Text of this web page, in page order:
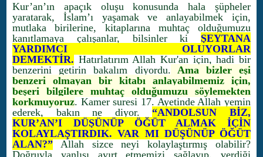
Kur’an’ın apaçık oluşu konusunda hala şüpheler
yaratarak, İslam’ı yaşamak ve anlayabilmek için,
mutlaka birilerine, kitaplarına muhtaç olduğumuzu
kanıtlamaya çalışanlar, bilsinler ki ŞEYTANA
YARDIMCI OLUYORLAR
DEMEKTİR. Hatırlatırım Allah Kur'an için, hadi bir
benzerini getirin bakalım diyordu. Ama bizler eşi
benzeri olmayan bir kitabı anlayabilmemiz için,
beşeri bilgilere muhtaç olduğumuzu söylemekten
korkmuyoruz. Kamer suresi 17. Ayetinde Allah yemin
ederek, bakın ne diyor. “ANDOLSUN BİZ,
KUR’AN’I DÜŞÜNÜP ÖĞÜT ALMAK İÇİN
KOLAYLAŞTIRDIK. VAR MI DÜŞÜNÜP ÖĞÜT
ALAN?” Allah sizce neyi kolaylaştırmış olabilir?
Doğruyla yanlışı ayırt etmemizi sağlayıp, verdiği